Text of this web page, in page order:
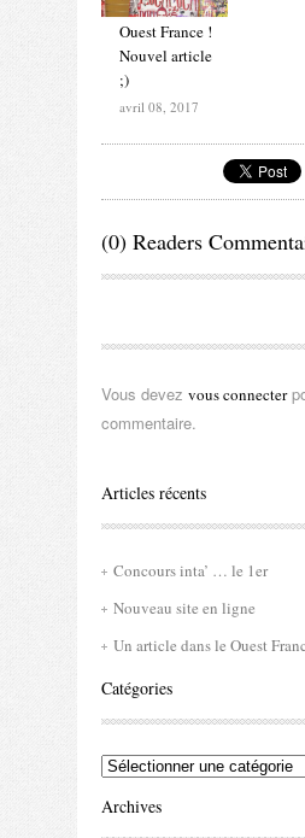
Ouest France !
Nouvel article
;)
avril 08, 2017
(0) Readers
Vous devez vous connecter
commentaire.
Articles récents
Concours inta’ … le 1er
Nouveau site en ligne
Un article dans le Ouest
Catégories
Archives